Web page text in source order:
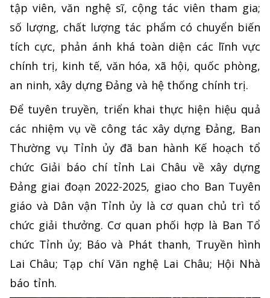
tập viên, văn nghệ sĩ, cộng tác viên tham gia;
số lượng, chất lượng tác phẩm có chuyển biến
tích cực, phản ánh khá toàn diện các lĩnh vực
chính trị, kinh tế, văn hóa, xã hội, quốc phòng,
an ninh, xây dựng Đảng và hệ thống chính trị.
Để tuyên truyền, triển khai thực hiện hiệu quả
các nhiệm vụ về công tác xây dựng Đảng, Ban
Thường vụ Tỉnh ủy đã ban hành Kế hoạch tổ
chức Giải báo chí tỉnh Lai Châu về xây dựng
Đảng giai đoạn 2022-2025, giao cho Ban Tuyên
giáo và Dân vận Tỉnh ủy là cơ quan chủ trì tổ
chức giải thưởng. Cơ quan phối hợp là Ban Tổ
chức Tỉnh ủy; Báo và Phát thanh, Truyền hình
Lai Châu; Tạp chí Văn nghệ Lai Châu; Hội Nhà
báo tỉnh.